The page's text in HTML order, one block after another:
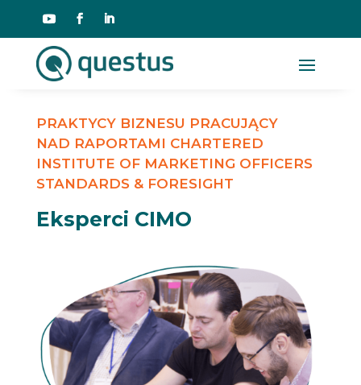
PRAKTYCY BIZNESU PRACUJĄCY
NAD RAPORTAMI CHARTERED
INSTITUTE OF MARKETING OFFICERS
STANDARDS & FORESIGHT
Eksperci CIMO